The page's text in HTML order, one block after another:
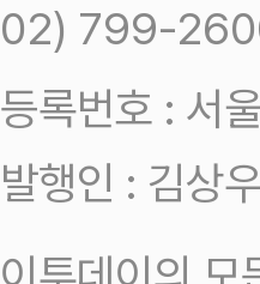
02) 799-
등록번호 : 서
발행인 : 김상